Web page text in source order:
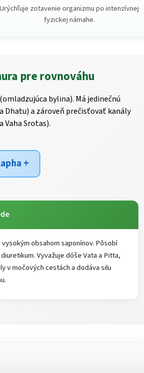
Urýchľuje zotavenie organizmu po intenzívnej
fyzickej námahe.
pre rovnováhu
bylina). Má jedinečnú
Dhatu) a zároveň prečisťovať kanály
Vaha Srotas).
+
obsahom saponínov. Pôsobí
Vyvažuje dóše Vata a Pitta,
v močových cestách a dodáva silu